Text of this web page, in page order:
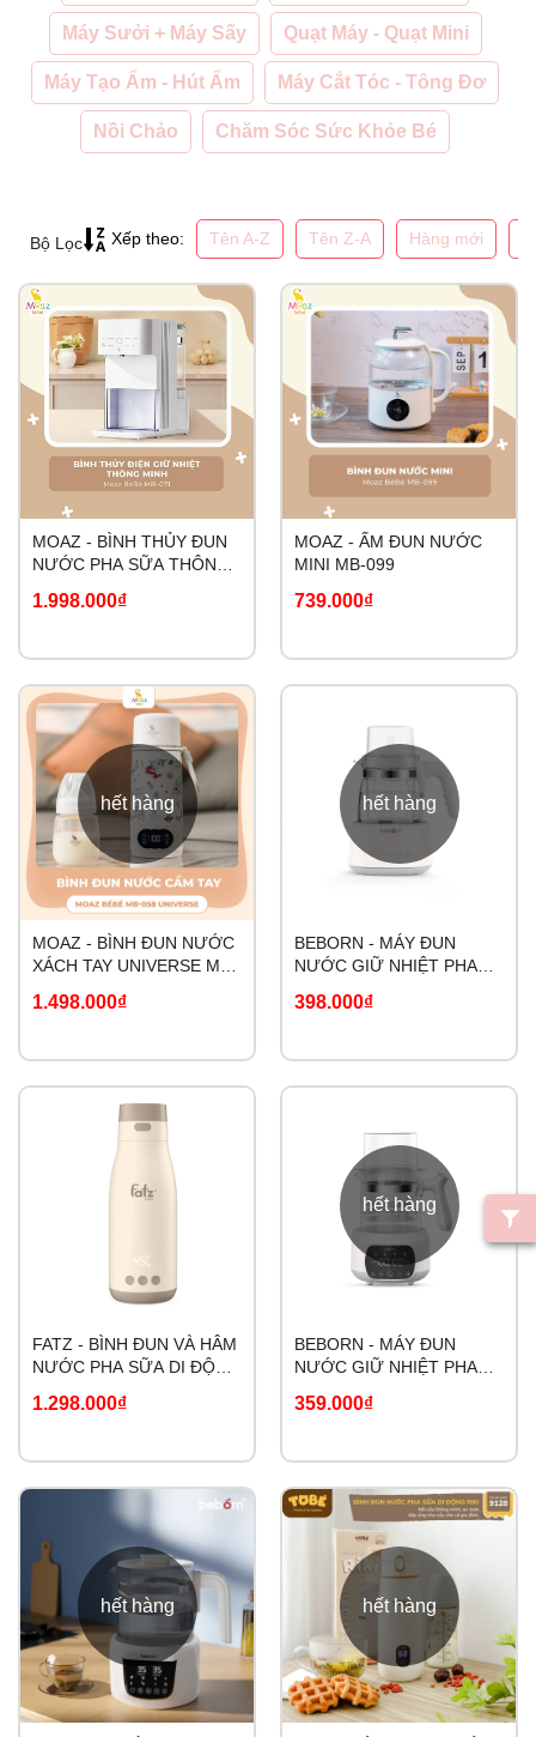
Máy Sưởi + Máy Sấy Quạt Máy - Quạt Mini
Máy Tạo Ẩm - Hút Ẩm Máy Cắt Tóc - Tông Đơ
Nồi Chảo Chăm Sóc Sức Khỏe Bé
Bộ Lọc Xếp theo: Tên A-Z Tên Z-A Hàng mới
MOAZ - BÌNH THỦY ĐUN
NƯỚC PHA SỮA THÔNG
1.998.000₫
MOAZ - ẤM ĐUN NƯỚC
MINI MB-099
739.000₫
hết hàng
MOAZ - BÌNH ĐUN NƯỚC
XÁCH TAY UNIVERSE MB-
1.498.000₫
hết hàng
BEBORN - MÁY ĐUN
NƯỚC GIỮ NHIỆT PHA
398.000₫
FATZ - BÌNH ĐUN VÀ HÂM
NƯỚC PHA SỮA DI ĐỘNG
FB3621FD
1.298.000₫
hết hàng
BEBORN - MÁY ĐUN
NƯỚC GIỮ NHIỆT PHA
359.000₫
hết hàng hết hàng